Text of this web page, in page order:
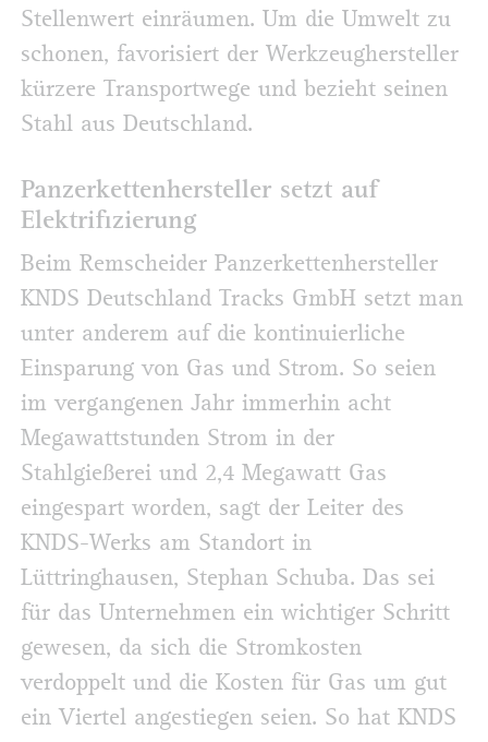
Stellenwert einräumen. Um die Umwelt zu
schonen, favorisiert der Werkzeughersteller
kürzere Transportwege und bezieht seinen
Stahl aus Deutschland.
Panzerkettenhersteller setzt auf
Elektrifizierung
Beim Remscheider Panzerkettenhersteller
KNDS Deutschland Tracks GmbH setzt man
unter anderem auf die kontinuierliche
Einsparung von Gas und Strom. So seien
im vergangenen Jahr immerhin acht
Megawattstunden Strom in der
Stahlgießerei und 2,4 Megawatt Gas
eingespart worden, sagt der Leiter des
KNDS-Werks am Standort in
Lüttringhausen, Stephan Schuba. Das sei
für das Unternehmen ein wichtiger Schritt
gewesen, da sich die Stromkosten
verdoppelt und die Kosten für Gas um gut
ein Viertel angestiegen seien. So hat KNDS